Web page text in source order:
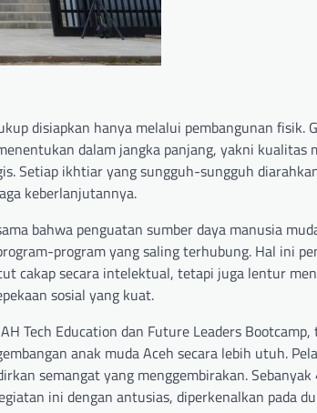
disiapkan hanya melalui pembangunan fisik.
dalam jangka panjang, yakni kualitas
Setiap ikhtiar yang sungguh-sungguh
keberlanjutannya.
bahwa penguatan sumber daya manusia
program yang saling terhubung. Hal ini
cakap secara intelektual, tetapi juga lentur
sosial yang kuat.
Tech Education dan Future Leaders Bootcamp,
anak muda Aceh secara lebih utuh.
semangat yang menggembirakan.
ini dengan antusias, diperkenalkan pada